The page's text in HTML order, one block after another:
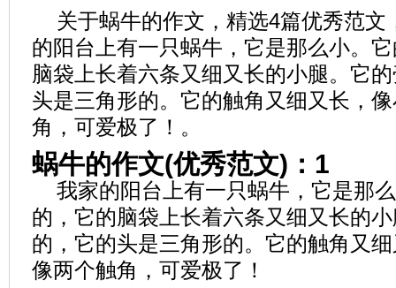
关于蜗牛的作文，精选4篇优秀范文
的阳台上有一只蜗牛，它是那么小。
脑袋上长着六条又细又长的小腿。它
头是三角形的。它的触角又细又长，
角，可爱极了！。
蜗牛的作文(优秀范文)：1
我家的阳台上有一只蜗牛，它是那
的，它的脑袋上长着六条又细又长的
的，它的头是三角形的。它的触角又
像两个触角，可爱极了！